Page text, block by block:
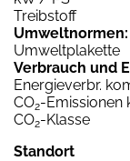
Treibstoff
Umweltnormen:
Umweltplakette
Verbrauch und
Energieverbr.
CO2-Emissionen
CO2-Klasse
Standort